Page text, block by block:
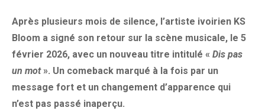
Après plusieurs mois de silence, l’artiste ivoirien KS
Bloom a signé son retour sur la scène musicale, le 5
février 2026, avec un nouveau titre intitulé « Dis pas
un mot». Un comeback marqué à la fois par un
message fort et un changement d’apparence qui
n’est pas passé inaperçu.